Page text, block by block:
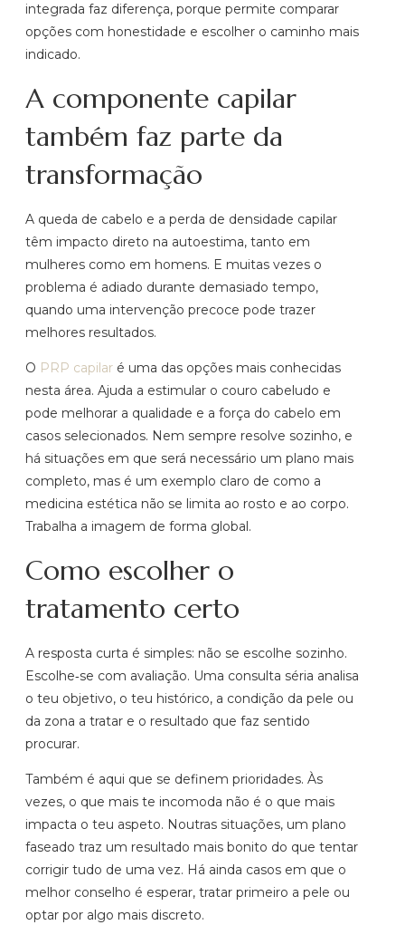
integrada faz diferença, porque permite comparar
opções com honestidade e escolher o caminho mais
indicado.
A componente capilar
também faz parte da
transformação
A queda de cabelo e a perda de densidade capilar
têm impacto direto na autoestima, tanto em
mulheres como em homens. E muitas vezes o
problema é adiado durante demasiado tempo,
quando uma intervenção precoce pode trazer
melhores resultados.
O PRP capilar é uma das opções mais conhecidas
nesta área. Ajuda a estimular o couro cabeludo e
pode melhorar a qualidade e a força do cabelo em
casos selecionados. Nem sempre resolve sozinho, e
há situações em que será necessário um plano mais
completo, mas é um exemplo claro de como a
medicina estética não se limita ao rosto e ao corpo.
Trabalha a imagem de forma global.
Como escolher o
tratamento certo
A resposta curta é simples: não se escolhe sozinho.
Escolhe‑se com avaliação. Uma consulta séria analisa
o teu objetivo, o teu histórico, a condição da pele ou
da zona a tratar e o resultado que faz sentido
procurar.
Também é aqui que se definem prioridades. Às
vezes, o que mais te incomoda não é o que mais
impacta o teu aspeto. Noutras situações, um plano
faseado traz um resultado mais bonito do que tentar
corrigir tudo de uma vez. Há ainda casos em que o
melhor conselho é esperar, tratar primeiro a pele ou
optar por algo mais discreto.